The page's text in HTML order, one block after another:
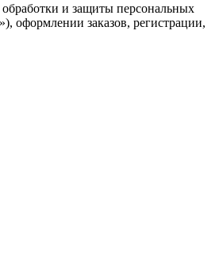
и защиты персональных
оформлении заказов, регистрации,